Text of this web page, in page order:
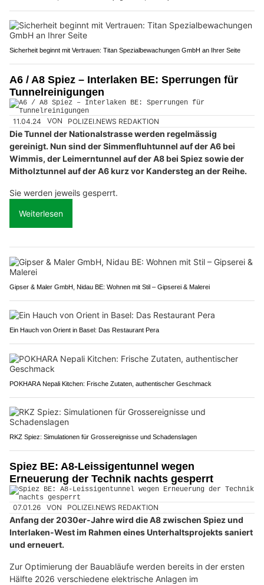
Sicherheit beginnt mit Vertrauen: Titan Spezialbewachungen GmbH an Ihrer Seite
A6 / A8 Spiez – Interlaken BE: Sperrungen für
Tunnelreinigungen
11.04.24 VON POLIZEI.NEWS REDAKTION
Die Tunnel der Nationalstrasse werden regelmässig
gereinigt. Nun sind der Simmenfluhtunnel auf der A6 bei
Wimmis, der Leimerntunnel auf der A8 bei Spiez sowie der
Mitholztunnel auf der A6 kurz vor Kandersteg an der Reihe.
Sie werden jeweils gesperrt.
Weiterlesen
Gipser & Maler GmbH, Nidau BE: Wohnen mit Stil – Gipserei & Malerei
Ein Hauch von Orient in Basel: Das Restaurant Pera
POKHARA Nepali Kitchen: Frische Zutaten, authentischer Geschmack
RKZ Spiez: Simulationen für Grossereignisse und Schadenslagen
Spiez BE: A8-Leissigentunnel wegen
Erneuerung der Technik nachts gesperrt
07.01.26 VON POLIZEI.NEWS REDAKTION
Anfang der 2030er-Jahre wird die A8 zwischen Spiez und
Interlaken-West im Rahmen eines Unterhaltsprojekts saniert
und erneuert.
Zur Optimierung der Bauabläufe werden bereits in der ersten
Hälfte 2026 verschiedene elektrische Anlagen im